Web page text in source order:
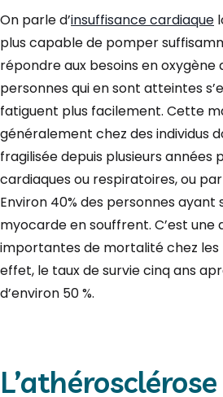
On parle d’insuffisance cardiaque
plus capable de pomper
répondre aux besoins en oxygène
personnes qui en sont atteintes
fatiguent plus facilement. Cette
généralement chez des individus
fragilisée depuis plusieurs années
cardiaques ou respiratoires, ou
Environ 40% des personnes ayant
myocarde en souffrent. C’est une
importantes de mortalité chez les
effet, le taux de survie cinq ans
d’environ 50 %.
L’athérosclérose